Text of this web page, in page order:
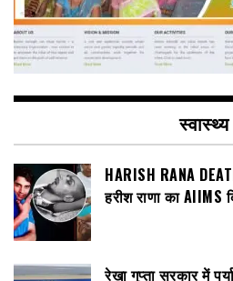
स्वास्थ्य
HARISH RANA
हरीश राणा का AIIMS
रेखा गुप्ता सरकार में